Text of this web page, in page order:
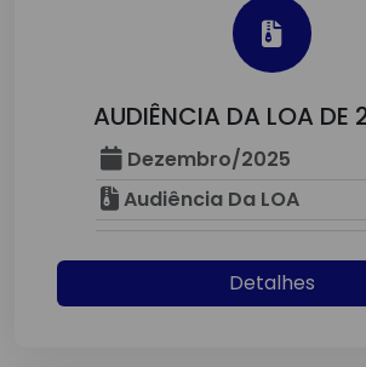
AUDIÊNCIA DA LOA DE
Dezembro/2025
Audiência Da LOA
Detalhes